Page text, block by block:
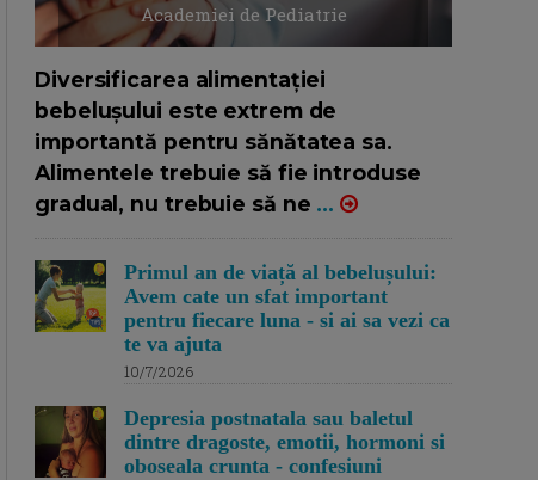
Academiei de Pediatrie
Diversificarea alimentației
bebelușului este extrem de
importantă pentru sănătatea sa.
Alimentele trebuie să fie introduse
gradual, nu trebuie să ne ...
Primul an de viață al bebelușului:
Avem cate un sfat important
pentru fiecare luna - si ai sa vezi ca
te va ajuta
10/7/2026
Depresia postnatala sau baletul
dintre dragoste, emotii, hormoni si
oboseala crunta - confesiuni